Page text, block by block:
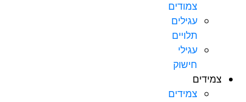
צמודים
עגילים
תלויים
עגילי
חישוק
צמידים
צמידים